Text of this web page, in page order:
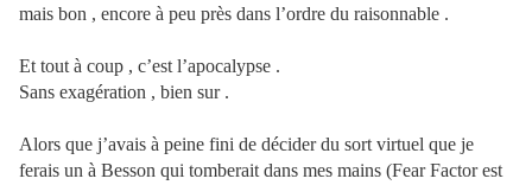
mais bon , encore à peu près dans l’ordre du raisonnable .
Et tout à coup , c’est l’apocalypse .
Sans exagération , bien sur .
Alors que j’avais à peine fini de décider du sort virtuel que je
ferais un à Besson qui tomberait dans mes mains (Fear Factor est